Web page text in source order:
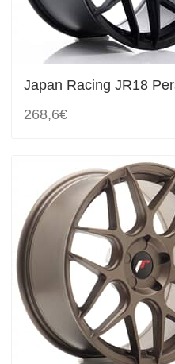
Japan Racing JR18
268,6€